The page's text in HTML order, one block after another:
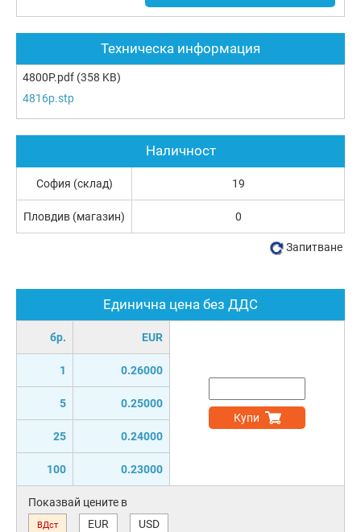
Техническа информация
4800P.pdf (358 KB)
4816p.stp
Единична цена без ДДС
бр. EUR
1 0.26000
5 0.25000
25 0.24000
100 0.23000
Купи
Показвай цените в
ВДст EUR USD
Наличност
София (склад) 19
Пловдив (магазин) 0
Запитване